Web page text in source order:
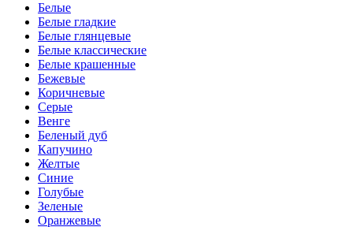
Белые
Белые гладкие
Белые глянцевые
Белые классические
Белые крашенные
Бежевые
Коричневые
Серые
Венге
Беленый дуб
Капучино
Желтые
Синие
Голубые
Зеленые
Оранжевые